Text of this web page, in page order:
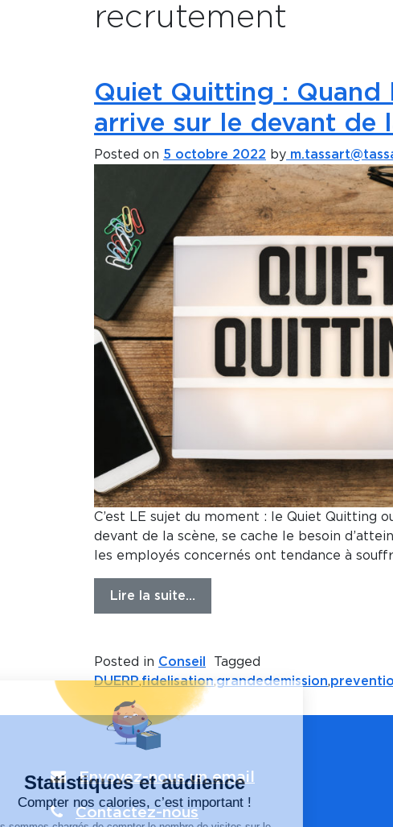
recrutement
Quiet Quitting : Quand
arrive sur le devant de
Posted on 5 octobre 2022 by
C’est LE sujet du moment : le Quiet Quitting
devant de la scène, se cache le besoin
les employés concernés ont tendance à
Lire la suite…
Posted in Conseil
Tagged
DUERP,fidelisation,grandedemission,
Envoyez-nous un email
Contactez-nous